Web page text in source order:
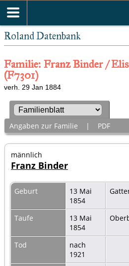
Roland Datenbank
Familie: Franz Binder /
(F7301)
verh. 29 Jan 1884
Angaben zur Familie | PDF
männlich
Franz Binder
Geburt
13 Mai
1854
Taufe
13 Mai
1854
Tod
nach
1921